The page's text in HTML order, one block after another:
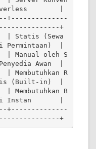
|
+--------------
+
| Statis (Sewa
Permintaan)  |
| Manual oleh S
Awan  |
Membutuhkan R
(Built-in)  |
Membutuhkan B
Instan       |
+--------------
---------+------------------------------+